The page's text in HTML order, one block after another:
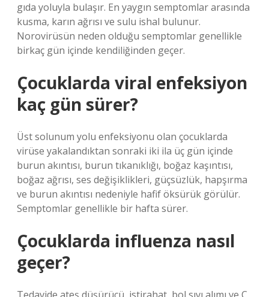
gıda yoluyla bulaşır. En yaygın semptomlar arasında
kusma, karın ağrısı ve sulu ishal bulunur.
Norovirüsün neden olduğu semptomlar genellikle
birkaç gün içinde kendiliğinden geçer.
Çocuklarda viral enfeksiyon
kaç gün sürer?
Üst solunum yolu enfeksiyonu olan çocuklarda
virüse yakalandıktan sonraki iki ila üç gün içinde
burun akıntısı, burun tıkanıklığı, boğaz kaşıntısı,
boğaz ağrısı, ses değişiklikleri, güçsüzlük, hapşırma
ve burun akıntısı nedeniyle hafif öksürük görülür.
Semptomlar genellikle bir hafta sürer.
Çocuklarda influenza nasıl
geçer?